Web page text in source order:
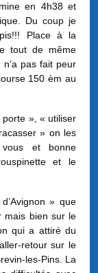
en 4h38 et
Du coup je
Place à la
tout de même
pas fait peur
150 èm au
», « utiliser
» on les
et bonne
et le
» que
mais bien sur le
qui a attiré du
retour sur le
les-Pins. La